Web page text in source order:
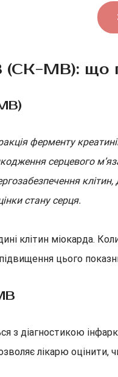
MB): що
ферменту
серцевого
стану серця.
клітин міокарда.
цього
з діагностикою
лікарю